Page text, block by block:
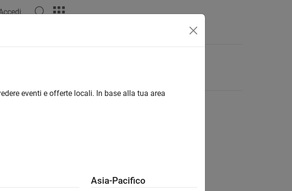
eventi e offerte locali. In base alla tua area
Asia-Pacifico